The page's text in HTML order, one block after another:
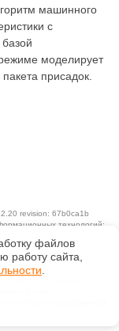
машинного
с
моделирует
присадок.
revision: 67b0ca1b
технологий:
программного
файлов
работу сайта,